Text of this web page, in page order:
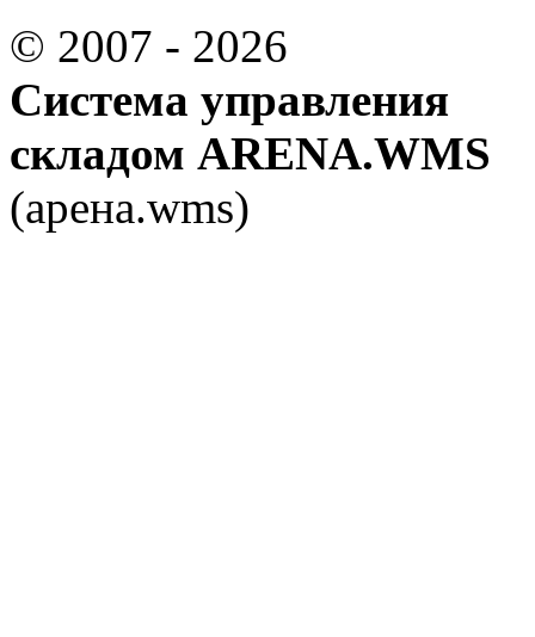
© 2007 - 2026
Система управления
складом ARENA.WMS
(арена.wms)